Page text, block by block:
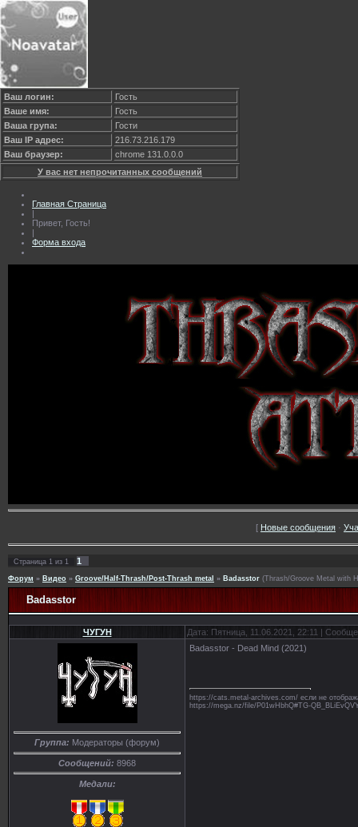
Ваш логин:
Гость
Ваше имя:
Гость
Ваша група:
Гости
Ваш IP адрес:
216.73.216.179
Ваш браузер:
chrome 131.0.0.0
У вас нет непрочитанных сообщений
Главная Страница
|
Привет, Гость!
|
Форма входа
[ Новые сообщения ·
Страница 1 из 1 1
Форум » Видео » Groove/Half-Thrash/Post-Thrash metal » Badasstor (Thrash/Groove Metal with
Badasstor
ЧУГУН Дата: Пятница, 11.06.2021, 22:11 |
Группа: Модераторы (форум)
Сообщений: 8968
Медали:
Badasstor - Dead Mind (2021)
https://cats.metal-archives.com/ если не
https://mega.nz/file/P01wHbhQ#TG-